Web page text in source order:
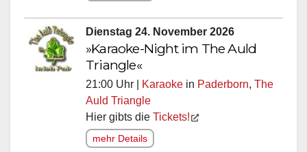
Dienstag 24. November 2026
»Karaoke-Night im The Auld
Triangle«
21:00 Uhr | Karaoke in Paderborn, The
Auld Triangle
Hier gibts die Tickets!
mehr Details